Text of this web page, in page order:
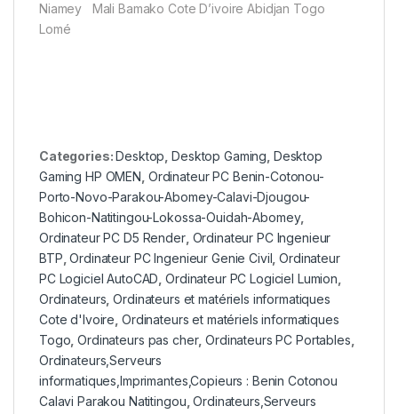
Niamey Mali Bamako Cote D’ivoire Abidjan Togo
Lomé
Categories:Desktop ,Desktop Gaming Desktop
Gaming HP OMEN Ordinateur PC Benin-Cotonou-
Porto-Novo-Parakou-Abomey-Calavi-Djougou-
Bohicon-Natitingou-Lokossa-Ouidah-Abomey,
Ordinateur PC D5 Render, Ordinateur PC Ingenieur
BTP ,Ordinateur PC Ingenieur Genie Civil ,Ordinateur
PC Logiciel AutoCAD ,Ordinateur PC Logiciel Lumion
Ordinateurs ,Ordinateurs et matériels informatiques
Cote d'Ivoire Ordinateurs et matériels informatiques
Togo ,Ordinateurs pas cher,Ordinateurs PC Portables
Ordinateurs,Serveurs
informatiques,Imprimantes,Copieurs : Benin Cotonou
Calavi Parakou Natitingou ,Ordinateurs,Serveurs